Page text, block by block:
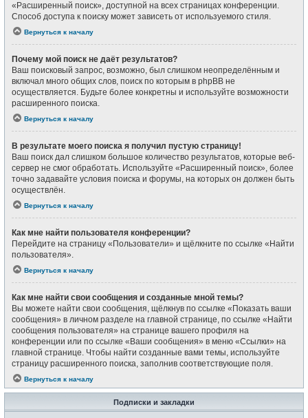
«Расширенный поиск», доступной на всех страницах конференции.
Способ доступа к поиску может зависеть от используемого стиля.
Вернуться к началу
Почему мой поиск не даёт результатов?
Ваш поисковый запрос, возможно, был слишком неопределённым и
включал много общих слов, поиск по которым в phpBB не
осуществляется. Будьте более конкретны и используйте возможности
расширенного поиска.
Вернуться к началу
В результате моего поиска я получил пустую страницу!
Ваш поиск дал слишком большое количество результатов, которые веб-
сервер не смог обработать. Используйте «Расширенный поиск», более
точно задавайте условия поиска и форумы, на которых он должен быть
осуществлён.
Вернуться к началу
Как мне найти пользователя конференции?
Перейдите на страницу «Пользователи» и щёлкните по ссылке «Найти
пользователя».
Вернуться к началу
Как мне найти свои сообщения и созданные мной темы?
Вы можете найти свои сообщения, щёлкнув по ссылке «Показать ваши
сообщения» в личном разделе на главной странице, по ссылке «Найти
сообщения пользователя» на странице вашего профиля на
конференции или по ссылке «Ваши сообщения» в меню «Ссылки» на
главной странице. Чтобы найти созданные вами темы, используйте
страницу расширенного поиска, заполнив соответствующие поля.
Вернуться к началу
Подписки и закладки